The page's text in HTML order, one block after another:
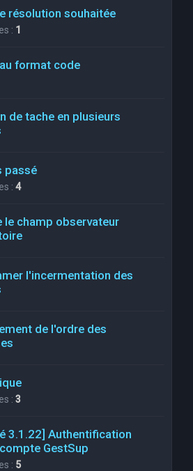
résolution souhaitée
: 1
format code
de tache en plusieurs
passé
: 4
le champ observateur
l'incermentation des
de l'ordre des
: 3
3.1.22] Authentification
GestSup
: 5